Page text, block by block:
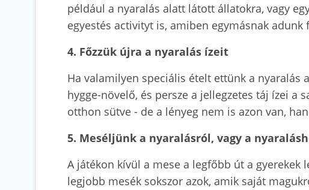
például a nyaralás alatt látott állatokra, vagy
egyestés activityt is, amiben egymásnak
4. Főzzük újra a nyaralás ízeit
Ha valamilyen speciális ételt ettünk a
hygge-növelő, és persze a jellegzetes táj ízei a
otthon sütve - de a lényeg nem is azon van,
5. Meséljünk a nyaralásról, vagy a
A játékon kívül a mese a legfőbb út a gyerekek
legjobb mesék sokszor azok, amik saját